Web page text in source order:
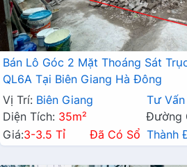
Bán Lô Góc 2 Mặt Thoáng Sát
QL6A Tại Biên Giang Hà Đông
Vị Trí: Biên Giang Tư Vấn
Diện Tích: 35m²
Đường
Giá:3-3.5 Tỉ Đã Có Sổ Thành